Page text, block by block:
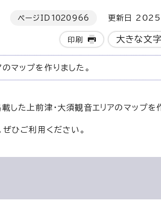
ページID 1020966 更新日 2025
印刷 大きな文
マップを作りました。
た上前津・大須観音エリアのマップを
ひご利用ください。